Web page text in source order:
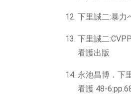
下里誠二:暴
下里誠二
看護出版
永池昌博．下
看護 48-